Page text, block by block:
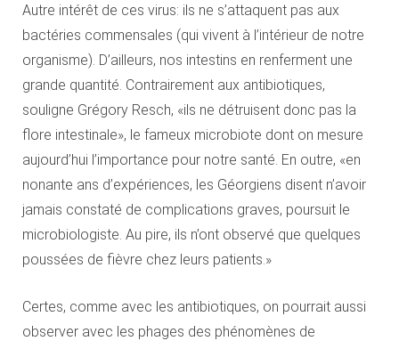
Autre intérêt de ces virus: ils ne s’attaquent pas aux
bactéries commensales (qui vivent à l’intérieur de notre
organisme). D’ailleurs, nos intestins en renferment une
grande quantité. Contrairement aux antibiotiques,
souligne Grégory Resch, «ils ne détruisent donc pas la
flore intestinale», le fameux microbiote dont on mesure
aujourd’hui l’importance pour notre santé. En outre, «en
nonante ans d’expériences, les Géorgiens disent n’avoir
jamais constaté de complications graves, poursuit le
microbiologiste. Au pire, ils n’ont observé que quelques
poussées de fièvre chez leurs patients.»
Certes, comme avec les antibiotiques, on pourrait aussi
observer avec les phages des phénomènes de